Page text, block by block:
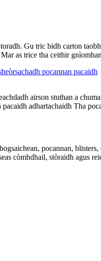
Gu tric bidh carton
as trice tha ceithir
pocannan pacaidh
airson stuthan a
adhartachaidh Tha
pocannan,
còmhdhail, stòraidh agus